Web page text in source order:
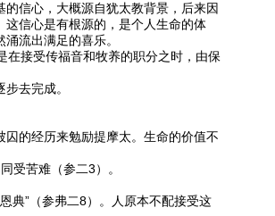
的信心，大概源自犹太教背景，后来因
信心是有根源的，是个人生命的体
流出满足的喜乐。
接受传福音和牧养的职分之时，由保
去完成。
的经历来勉励提摩太。生命的价值不
受苦难（参二3）。
典”（参弗二8）。人原本不配接受这